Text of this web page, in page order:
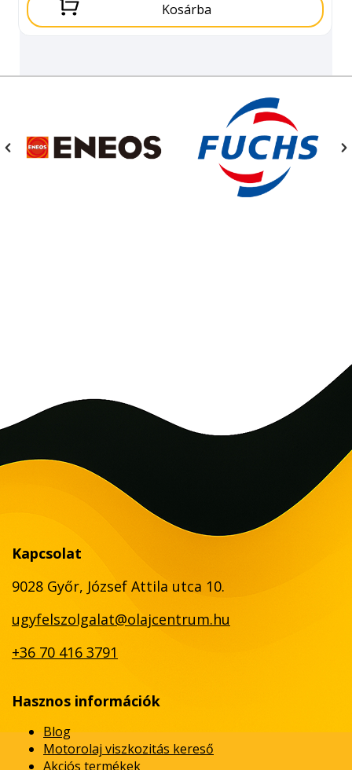
Kosárba
Kapcsolat
9028 Győr, József Attila utca 10.
ugyfelszolgalat@olajcentrum.hu
+36 70 416 3791
Hasznos információk
Blog
Motorolaj viszkozitás kereső
Akciós termékek